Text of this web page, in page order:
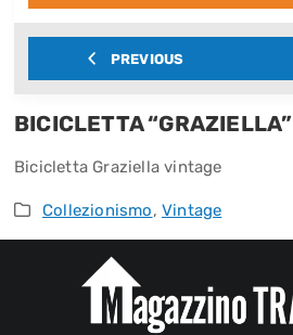
PREVIOUS
BICICLETTA “GRAZIELLA”
Bicicletta Graziella vintage
Collezionismo, Vintage